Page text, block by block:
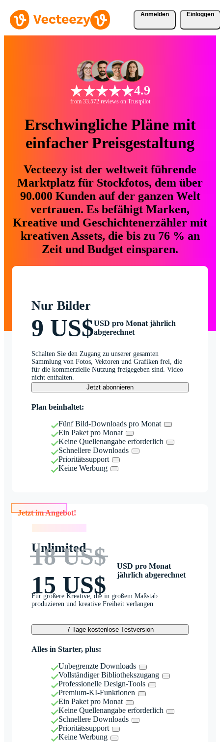
Anmelden Einloggen
4.9
from 33.572 reviews on Trustpilot
Erschwingliche Pläne mit
einfacher Preisgestaltung
Vecteezy ist der weltweit führende
Marktplatz für Stockfotos, dem über
90.000 Kunden auf der ganzen Welt
vertrauen. Es befähigt Marken,
Kreative und Geschichtenerzähler mit
kreativen Assets, die bis zu 76 % an
Zeit und Budget einsparen.
Nur Bilder
9 US$USD pro Monat jährlich
abgerechnet
Schalten Sie den Zugang zu unserer gesamten
Sammlung von Fotos, Vektoren und Grafiken frei, die
für die kommerzielle Nutzung freigegeben sind. Video
nicht enthalten.
Jetzt abonnieren
Plan beinhaltet:
Fünf Bild-Downloads pro Monat
Ein Paket pro Monat
Keine Quellenangabe erforderlich
Schnellere Downloads
Prioritätssupport
Keine Werbung
Jetzt im Angebot!
Unlimited
18 US$
15 US$
USD pro Monat
jährlich abgerechnet
Für größere Kreative, die in großem Maßstab
produzieren und kreative Freiheit verlangen
7-Tage kostenlose Testversion
Alles in Starter, plus:
Unbegrenzte Downloads
Vollständiger Bibliothekszugang
Professionelle Design-Tools
Premium-KI-Funktionen
Ein Paket pro Monat
Keine Quellenangabe erforderlich
Schnellere Downloads
Prioritätssupport
Keine Werbung